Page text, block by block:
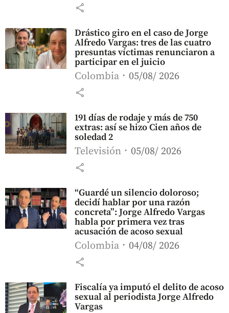
share
Drástico giro en el caso de Jorge
Alfredo Vargas: tres de las cuatro
presuntas víctimas renunciaron a
participar en el juicio
Colombia 05/08/ 2026
share
191 días de rodaje y más de 750
extras: así se hizo Cien años de
soledad 2
Televisión 05/08/ 2026
share
“Guardé un silencio doloroso;
decidí hablar por una razón
concreta”: Jorge Alfredo Vargas
habla por primera vez tras
acusación de acoso sexual
Colombia 04/08/ 2026
share
Fiscalía ya imputó el delito de acoso
sexual al periodista Jorge Alfredo
Vargas